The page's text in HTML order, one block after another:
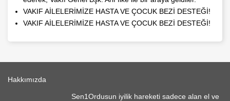
VAKIF AİLELERİMİZE HASTA VE ÇOCUK BEZİ DESTEĞİ!
VAKIF AİLELERİMİZE HASTA VE ÇOCUK BEZİ DESTEĞİ!
Hakkımızda
Sen1Ordusun iyilik hareketi sadece alan el ve